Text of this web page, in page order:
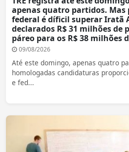
apenas quatro partidos. Mas
federal é díficil superar Iratã
declarados R$ 31 milhões de
páreo para os R$ 38 milhões
09/08/2026
Até este domingo, apenas quatro
homologadas candidaturas
e fed...